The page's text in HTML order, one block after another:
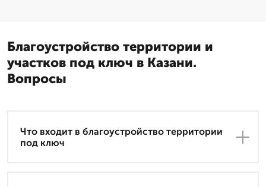
Благоустройство территории и
участков под ключ в Казани.
Вопросы
Что входит в благоустройство территории
под ключ